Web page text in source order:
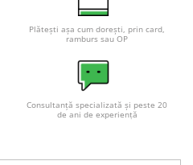
Plătești așa cum dorești, prin card,
ramburs sau OP
Consultanță specializată și peste 20
de ani de experiență